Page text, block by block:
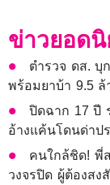
ข่าวยอด
ตำรวจ ดส. บุ
พร้อมยาบ้า 9.5
ปิดฉาก 17 ปี
อ้างแค้นโดนด่าป
คนใกล้ชิด! พี่
วงจรปิด ผู้ต้องสง